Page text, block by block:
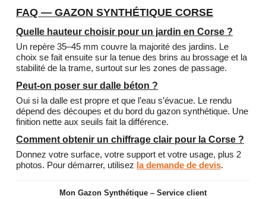
FAQ — GAZON SYNTHÉTIQUE CORSE
Quelle hauteur choisir pour un jardin en Corse ?
Un repère 35–45 mm couvre la majorité des jardins. Le
choix se fait ensuite sur la tenue des brins au brossage et la
stabilité de la trame, surtout sur les zones de passage.
Peut-on poser sur dalle béton ?
Oui si la dalle est propre et que l’eau s’évacue. Le rendu
dépend des découpes et du bord du gazon synthétique. Une
finition nette aux seuils fait la différence.
Comment obtenir un chiffrage clair pour la Corse ?
Donnez votre surface, votre support et votre usage, plus 2
photos. Pour démarrer, utilisez la demande de devis.
Mon Gazon Synthétique – Service client